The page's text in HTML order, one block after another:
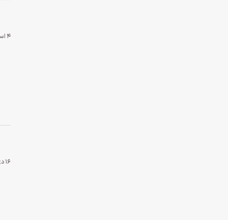
۴ اسفند ۱۴۰۴
۱۶ دی ۱۴۰۴